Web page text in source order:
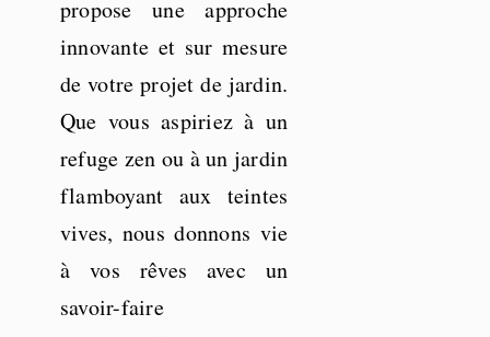
propose une approche
innovante et sur mesure
de votre projet de jardin.
Que vous aspiriez à un
refuge zen ou à un jardin
flamboyant aux teintes
vives, nous donnons vie
à vos rêves avec un
savoir-faire